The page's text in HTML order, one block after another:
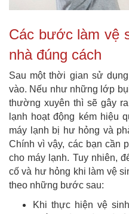
Các bước làm vệ
nhà đúng cách
Sau một thời gian sử
vào. Nếu như những lớp
thường xuyên thì sẽ gây
lạnh hoạt động kém hiệu
máy lạnh bị hư hỏng và
Chính vì vậy, các bạn cần
cho máy lạnh. Tuy nhiên,
cố và hư hỏng khi làm vệ
theo những bước sau:
Khi thực hiện vệ